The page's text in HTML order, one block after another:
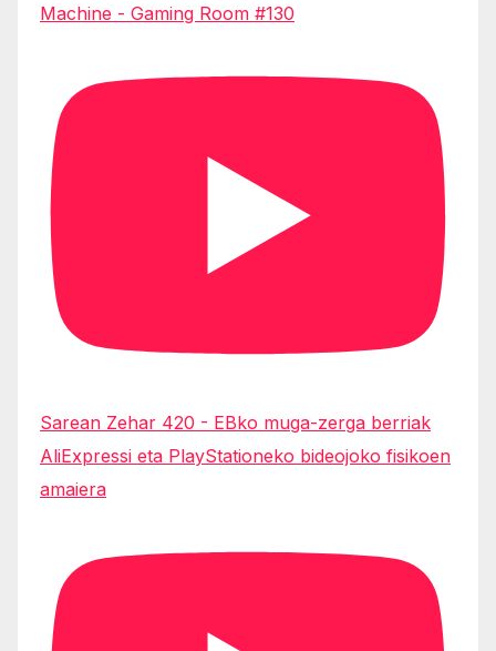
Machine - Gaming Room #130
Sarean Zehar 420 - EBko muga-zerga berriak
AliExpressi eta PlayStationeko bideojoko fisikoen
amaiera